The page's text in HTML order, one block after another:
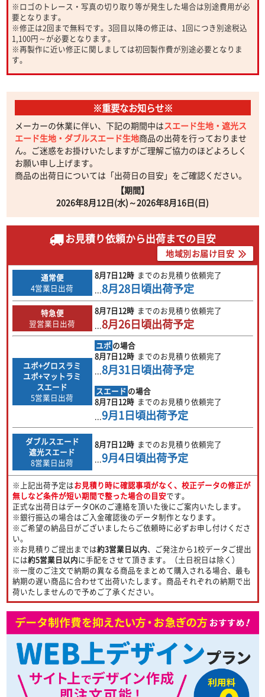
※ロゴのトレース・写真の切り取り等が発生した場合は別途費用が必
要となります。
※修正は2回まで無料です。3回目以降の修正は、1回につき別途税込
1,100円～が必要となります。
※再製作に近い修正に関しましては初回製作費が別途必要となりま
す。
※重要なお知らせ※
メーカーの休業に伴い、下記の期間中はスエード生地・遮光ス
エード生地・ダブルスエード生地商品の出荷を行っておりませ
ん。ご迷惑をお掛けいたしますがご理解ご協力のほどよろしく
お願い申し上げます。
商品の出荷日については「出荷日の目安」をご確認ください。
【期間】
2026年8月12日(水)～2026年8月16日(日)
お見積り依頼から出荷までの目安
地域別お届け目安
通常便
4営業日出荷
8月7日12時 までのお見積り依頼完了
...8月28日頃出荷予定
特急便
翌営業日出荷
8月7日12時 までのお見積り依頼完了
...8月26日頃出荷予定
ユポ+グロスラミ
ユポ+マットラミ
スエード
5営業日出荷
ユポ の場合
8月7日12時 までのお見積り依頼完了
...8月31日頃出荷予定
スエード の場合
8月7日12時 までのお見積り依頼完了
...9月1日頃出荷予定
ダブルスエード
遮光スエード
8営業日出荷
8月7日12時 までのお見積り依頼完了
...9月4日頃出荷予定
※上記出荷予定はお見積り時に確認事項がなく、校正データの修正が
無しなど条件が短い期間で整った場合の目安です。
正式な出荷日はデータOKのご連絡を頂いた後にご案内いたします。
※銀行振込の場合はご入金確認後のデータ制作となります。
※ご希望の納品日がございましたらご依頼時に必ずお申し付けくださ
い。
※お見積りご提出までは約3営業日以内、ご発注から1校データご提出
には約5営業日以内に手配をさせて頂きます。（土日祝日は除く）
※一度のご注文で納期の異なる商品をまとめて購入される場合、最も
納期の遅い商品に合わせて出荷いたします。商品それぞれの納期で出
荷いたしませんので予めご了承ください。